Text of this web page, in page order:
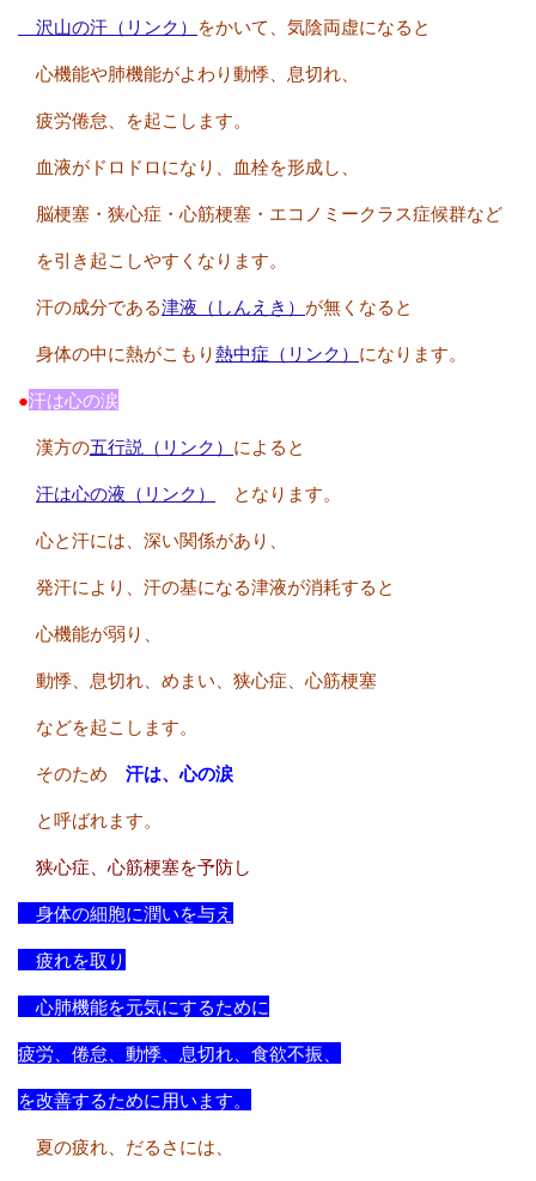
沢山の汗（リンク） をかいて、気陰両虚になると
心機能や肺機能がよわり動悸、息切れ、
疲労倦怠、を起こします。
血液がドロドロになり、血栓を形成し、
脳梗塞・狭心症・心筋梗塞・エコノミークラス症候群など
を引き起こしやすくなります。
汗の成分である津液（しんえき） が無くなると
身体の中に熱がこもり熱中症（リンク） になります。
●汗は心の涙
漢方の五行説（リンク） によると
汗は心の液（リンク） となります。
心と汗には、深い関係があり、
発汗により、汗の基になる津液が消耗すると
心機能が弱り、
動悸、息切れ、めまい、狭心症、心筋梗塞
などを起こします。
そのため 汗は、心の涙
と呼ばれます。
狭心症、心筋梗塞を予防し
身体の細胞に潤いを与え
疲れを取り
心肺機能を元気にするために
疲労、倦怠、動悸、息切れ、食欲不振、
を改善するために用います。
夏の疲れ、だるさには、